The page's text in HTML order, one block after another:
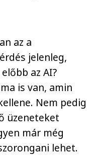
az a
jelenleg,
az AI?
is van, amin
Nem pedig
üzeneteket
már még
lehet.